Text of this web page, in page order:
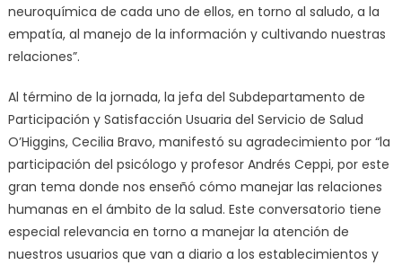
neuroquímica de cada uno de ellos, en torno al saludo, a la
empatía, al manejo de la información y cultivando nuestras
relaciones”.
Al término de la jornada, la jefa del Subdepartamento de
Participación y Satisfacción Usuaria del Servicio de Salud
O’Higgins, Cecilia Bravo, manifestó su agradecimiento por “la
participación del psicólogo y profesor Andrés Ceppi, por este
gran tema donde nos enseñó cómo manejar las relaciones
humanas en el ámbito de la salud. Este conversatorio tiene
especial relevancia en torno a manejar la atención de
nuestros usuarios que van a diario a los establecimientos y